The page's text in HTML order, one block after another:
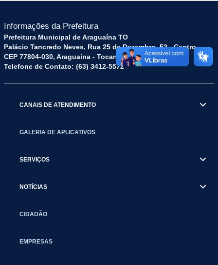
Informações da Prefeitura
Prefeitura Municipal de Araguaína TO
Palácio Tancredo Neves, Rua 25 de Dezembro, 52 - Centro
CEP 77804-030, Araguaína - Tocantins.
Telefone de Contato: (63) 3412-5572
CANAIS DE ATENDIMENTO
GALERIA DE APLICATIVOS
SERVIÇOS
NOTÍCIAS
CIDADÃO
EMPRESAS